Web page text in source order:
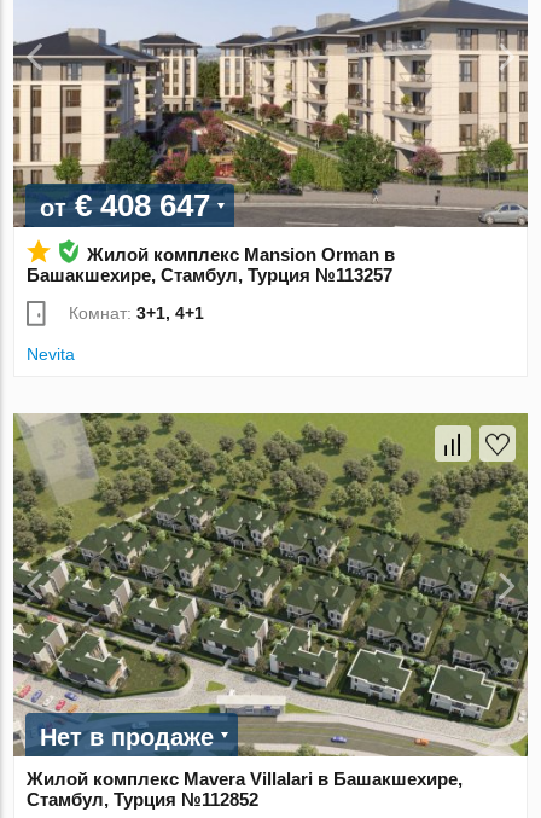
от€ 408 647
Жилой комплекс Mansion Orman в
Башакшехире, Стамбул, Турция №113257
Комнат:3+1, 4+1
Nevita
Нет в продаже
Жилой комплекс Mavera Villalari в Башакшехире,
Стамбул, Турция №112852